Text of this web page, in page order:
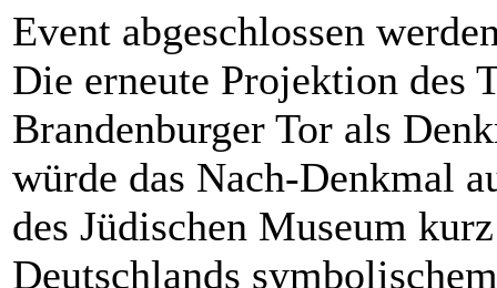
Event abgeschlossen
Die erneute Projektion des
Brandenburger Tor als
würde das Nach-Denkmal
des Jüdischen Museum
Deutschlands